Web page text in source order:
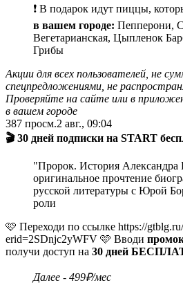
❗️ В подарок идут пиццы,
в вашем городе: Пепперони,
Вегетарианская, Цыпленок
Грибы
Акции для всех пользователей, не
спецпредложениями, не
Проверяйте на сайте или в
в вашем городе
387 просм.2 авг., 09:04
🎬30 дней подписки на START
"Пророк. История
оригинальное прочтение
русской литературы с Юрой
роли
🩷 Переходи по ссылке https://
erid=2SDnjc2yWFV 🩷 Вводи
получи доступ на 30 дней
Далее - 499₽/мес